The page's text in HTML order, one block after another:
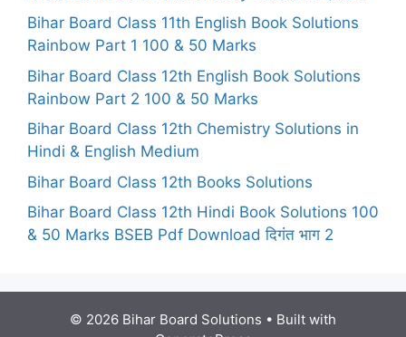
Bihar Board Class 11th English Book Solutions
Rainbow Part 1 100 & 50 Marks
Bihar Board Class 12th English Book Solutions
Rainbow Part 2 100 & 50 Marks
Bihar Board Class 12th Chemistry Solutions in
Hindi & English Medium
Bihar Board Class 12th Books Solutions
Bihar Board Class 12th Hindi Book Solutions 100
& 50 Marks BSEB Pdf Download दिगंत भाग 2
© 2026 Bihar Board Solutions • Built with